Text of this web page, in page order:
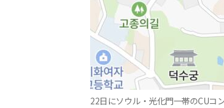
22日にソウル・光化門一帯のCUコ